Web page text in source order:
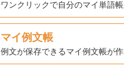
ワンクリックで自分のマイ単語
マイ例文帳
例文が保存できるマイ例文帳が